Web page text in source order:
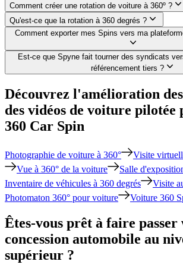
Comment créer une rotation de voiture à 360º ?
Qu'est-ce que la rotation à 360 degrés ?
Comment exporter mes Spins vers ma
Est-ce que Spyne fait tourner des syndicats
référencement tiers ?
Découvrez l'amélioration
des vidéos de voiture
360 Car Spin
Photographie de voiture à 360°
Visite
Vue à 360° de la voiture
Salle
Inventaire de véhicules à 360 degrés
Visite
Photomaton 360° pour voiture
Voiture 360
Êtes-vous prêt à faire passer
concession automobile au
supérieur ?